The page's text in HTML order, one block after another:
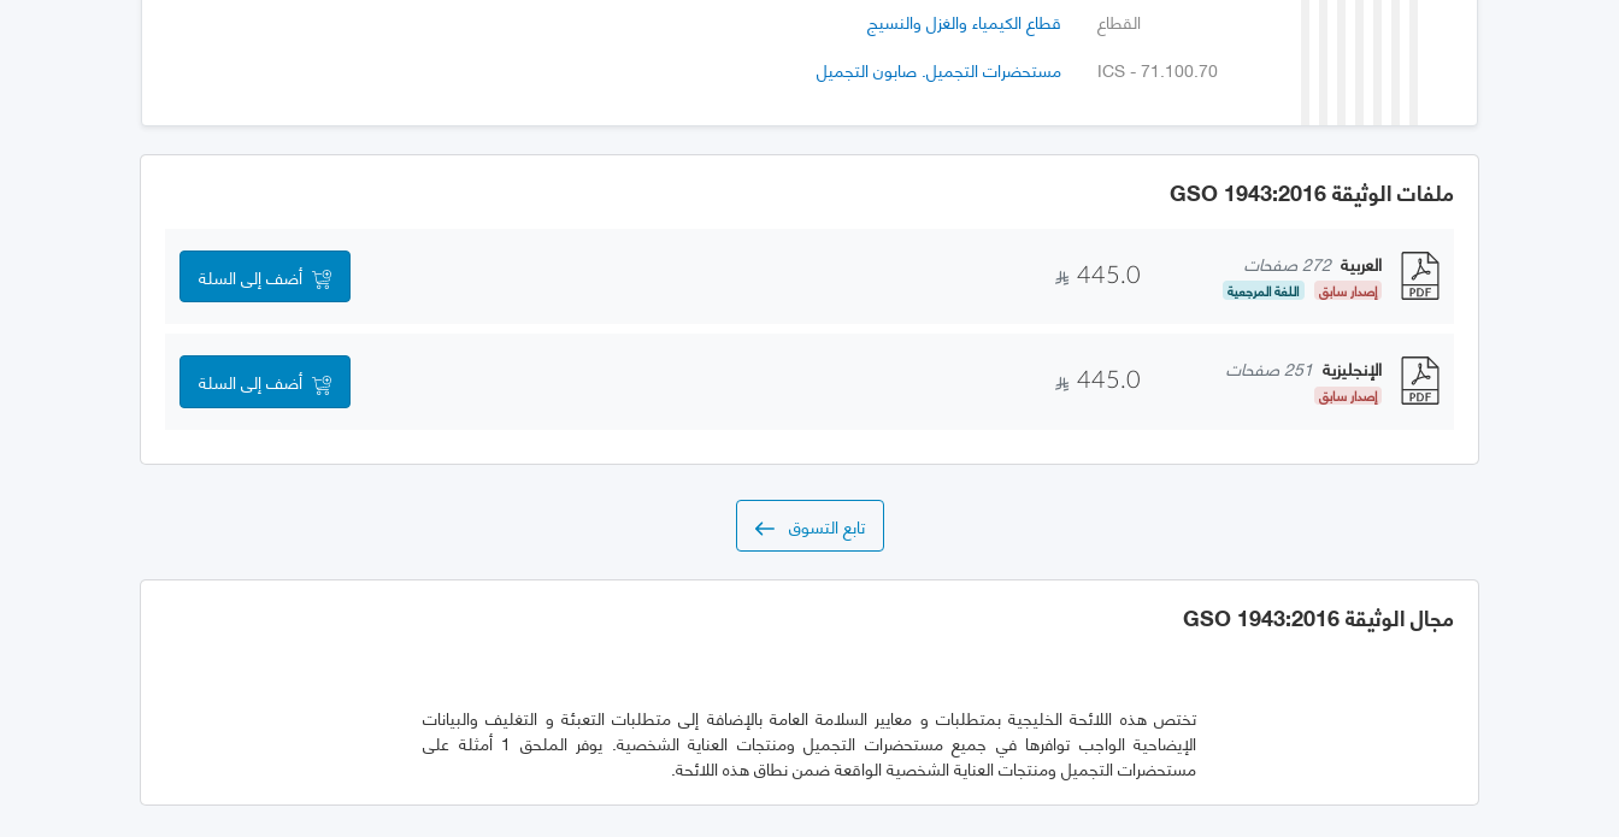
القطاع
قطاع الكيمياء والغزل والنسيج
ICS - 71.100.70
مستحضرات التجميل. صابون التجميل
ملفات الوثيقة GSO 1943:2016
العربية 272 صفحات
إصدار سابق اللغة المرجعية
445.0 أضف إلى السلة
الإنجليزية 251 صفحات
إصدار سابق
445.0 أضف إلى السلة
تابع التسوق
مجال الوثيقة GSO 1943:2016
تختص هذه اللائحة الخليجية بمتطلبات و معايير السلامة العامة بالإضافة إلى متطلبات التعبئة و التغليف والبيانات
الإيضاحية الواجب توافرها في جميع مستحضرات التجميل ومنتجات العناية الشخصية. يوفر الملحق 1 أمثلة على
مستحضرات التجميل ومنتجات العناية الشخصية الواقعة ضمن نطاق هذه اللائحة.